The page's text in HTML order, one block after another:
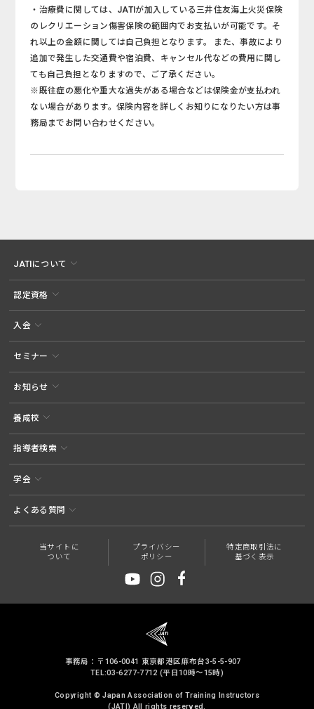
・治療費に関しては、JATIが加入している三井住友海上火災保険
のレクリエーション傷害保険の範囲内でお支払いが可能です。そ
れ以上の金額に関しては自己負担となります。 また、事故により
追加で発生した交通費や宿泊費、キャンセル代などの費用に関し
ても自己負担となりますので、ご了承ください。
※既往症の悪化や重大な過失がある場合などは保険金が支払われ
ない場合があります。保険内容を詳しくお知りになりたい方は事
務局までお問い合わせください。
JATIについて
認定資格
入会
セミナー
お知らせ
養成校
指導者検索
学会
よくある質問
当サイトに
ついて
プライバシー
ポリシー
特定商取引法に
基づく表示
事務局：〒106-0041 東京都港区麻布台3-5-5-907
TEL:03-6277-7712 (平日10時～15時)
Copyright © Japan Association of Training Instructors
(JATI) All rights reserved.